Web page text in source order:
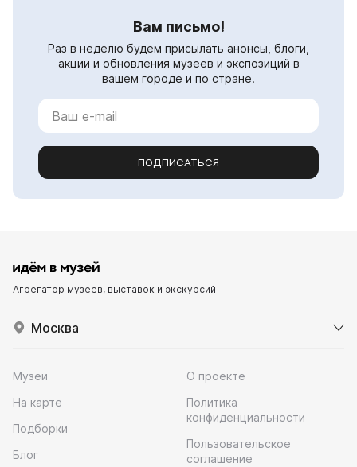
Вам письмо!
Раз в неделю будем присылать анонсы, блоги,
акции и обновления музеев и экспозиций в
вашем городе и по стране.
ПОДПИСАТЬСЯ
Агрегатор музеев, выставок и экскурсий
Москва
Музеи
На карте
Подборки
Блог
О проекте
Политика
конфиденциальности
Пользовательское
соглашение